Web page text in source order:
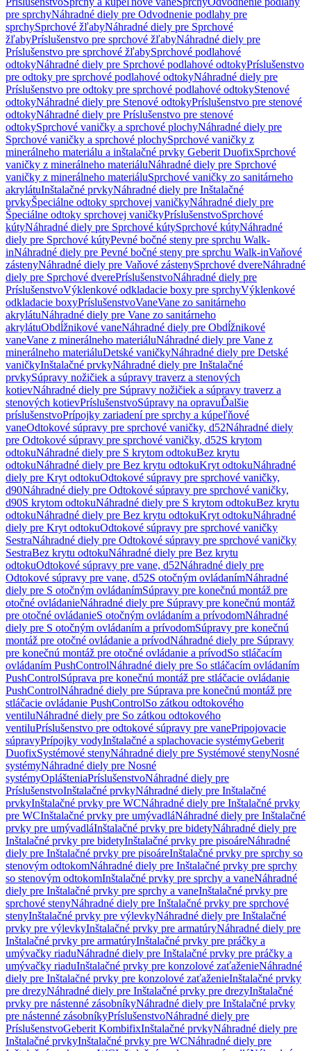
pre sprchyNáhradné diely pre Odvodnenie podlahy pre
sprchySprchové žľabyNáhradné diely pre Sprchové
žľabyPríslušenstvo pre sprchové žľabyNáhradné diely pre
Príslušenstvo pre sprchové žľabySprchové podlahové
odtokyNáhradné diely pre Sprchové podlahové odtokyPríslušenstvo
pre odtoky pre sprchové podlahové odtokyNáhradné diely pre
Príslušenstvo pre odtoky pre sprchové podlahové odtokyStenové
odtokyNáhradné diely pre Stenové odtokyPríslušenstvo pre stenové
odtokyNáhradné diely pre Príslušenstvo pre stenové
odtokySprchové vaničky a sprchové plochyNáhradné diely pre
Sprchové vaničky a sprchové plochySprchové vaničky z
minerálneho materiálu a inštalačné prvky Geberit DuofixSprchové
vaničky z minerálneho materiáluNáhradné diely pre Sprchové
vaničky z minerálneho materiáluSprchové vaničky zo sanitárneho
akrylátuInštalačné prvkyNáhradné diely pre Inštalačné
prvkyŠpeciálne odtoky sprchovej vaničkyNáhradné diely pre
Špeciálne odtoky sprchovej vaničkyPríslušenstvoSprchové
kútyNáhradné diely pre Sprchové kútySprchové kútyNáhradné
diely pre Sprchové kútyPevné bočné steny pre sprchu Walk-
inNáhradné diely pre Pevné bočné steny pre sprchu Walk-inVaňové
zástenyNáhradné diely pre Vaňové zástenySprchové dvereNáhradné
diely pre Sprchové dverePríslušenstvoNáhradné diely pre
PríslušenstvoVýklenkové odkladacie boxy pre sprchyVýklenkové
odkladacie boxyPríslušenstvoVaneVane zo sanitárneho
akrylátuNáhradné diely pre Vane zo sanitárneho
akrylátuObdĺžnikové vaneNáhradné diely pre Obdĺžnikové
vaneVane z minerálneho materiáluNáhradné diely pre Vane z
minerálneho materiáluDetské vaničkyNáhradné diely pre Detské
vaničkyInštalačné prvkyNáhradné diely pre Inštalačné
prvkySúpravy nožičiek a súpravy traverz a stenových
kotievNáhradné diely pre Súpravy nožičiek a súpravy traverz a
stenových kotievPríslušenstvoSúpravy na opravuĎalšie
príslušenstvoPrípojky zariadení pre sprchy a kúpeľňové
vaneOdtokové súpravy pre sprchové vaničky, d52Náhradné diely
pre Odtokové súpravy pre sprchové vaničky, d52S krytom
odtokuNáhradné diely pre S krytom odtokuBez krytu
odtokuNáhradné diely pre Bez krytu odtokuKryt odtokuNáhradné
diely pre Kryt odtokuOdtokové súpravy pre sprchové vaničky,
d90Náhradné diely pre Odtokové súpravy pre sprchové vaničky,
d90S krytom odtokuNáhradné diely pre S krytom odtokuBez krytu
odtokuNáhradné diely pre Bez krytu odtokuKryt odtokuNáhradné
diely pre Kryt odtokuOdtokové súpravy pre sprchové vaničky
SestraNáhradné diely pre Odtokové súpravy pre sprchové vaničky
SestraBez krytu odtokuNáhradné diely pre Bez krytu
odtokuOdtokové súpravy pre vane, d52Náhradné diely pre
Odtokové súpravy pre vane, d52S otočným ovládanímNáhradné
diely pre S otočným ovládanímSúpravy pre konečnú montáž pre
otočné ovládanieNáhradné diely pre Súpravy pre konečnú montáž
pre otočné ovládanieS otočným ovládaním a prívodomNáhradné
diely pre S otočným ovládaním a prívodomSúpravy pre konečnú
montáž pre otočné ovládanie a prívodNáhradné diely pre Súpravy
pre konečnú montáž pre otočné ovládanie a prívodSo stláčacím
ovládaním PushControlNáhradné diely pre So stláčacím ovládaním
PushControlSúprava pre konečnú montáž pre stláčacie ovládanie
PushControlNáhradné diely pre Súprava pre konečnú montáž pre
stláčacie ovládanie PushControlSo zátkou odtokového
ventiluNáhradné diely pre So zátkou odtokového
ventiluPríslušenstvo pre odtokové súpravy pre vanePripojovacie
súpravyPrípojky vodyInštalačné a splachovacie systémyGeberit
DuofixSystémové stenyNáhradné diely pre Systémové stenyNosné
systémyNáhradné diely pre Nosné
systémyOplášteniaPríslušenstvoNáhradné diely pre
PríslušenstvoInštalačné prvkyNáhradné diely pre Inštalačné
prvkyInštalačné prvky pre WCNáhradné diely pre Inštalačné prvky
pre WCInštalačné prvky pre umývadláNáhradné diely pre Inštalačné
prvky pre umývadláInštalačné prvky pre bidetyNáhradné diely pre
Inštalačné prvky pre bidetyInštalačné prvky pre pisoáreNáhradné
diely pre Inštalačné prvky pre pisoáreInštalačné prvky pre sprchy so
stenovým odtokomNáhradné diely pre Inštalačné prvky pre sprchy
so stenovým odtokomInštalačné prvky pre sprchy a vaneNáhradné
diely pre Inštalačné prvky pre sprchy a vaneInštalačné prvky pre
sprchové stenyNáhradné diely pre Inštalačné prvky pre sprchové
stenyInštalačné prvky pre výlevkyNáhradné diely pre Inštalačné
prvky pre výlevkyInštalačné prvky pre armatúryNáhradné diely pre
Inštalačné prvky pre armatúryInštalačné prvky pre práčky a
umývačky riaduNáhradné diely pre Inštalačné prvky pre práčky a
umývačky riaduInštalačné prvky pre konzolové zaťaženieNáhradné
diely pre Inštalačné prvky pre konzolové zaťaženieInštalačné prvky
pre drezyNáhradné diely pre Inštalačné prvky pre drezyInštalačné
prvky pre nástenné zásobníkyNáhradné diely pre Inštalačné prvky
pre nástenné zásobníkyPríslušenstvoNáhradné diely pre
PríslušenstvoGeberit KombifixInštalačné prvkyNáhradné diely pre
Inštalačné prvkyInštalačné prvky pre WCNáhradné diely pre